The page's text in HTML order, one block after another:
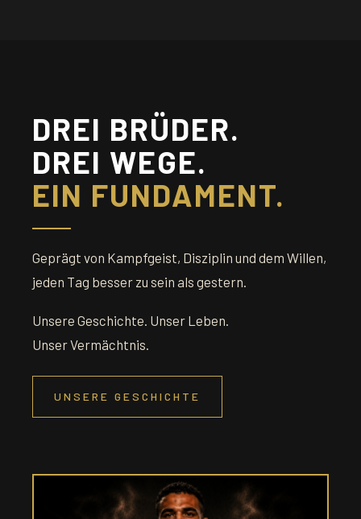
DREI BRÜDER.
DREI WEGE.
EIN FUNDAMENT.
Geprägt von Kampfgeist, Disziplin und dem Willen,
jeden Tag besser zu sein als gestern.
Unsere Geschichte. Unser Leben.
Unser Vermächtnis.
UNSERE GESCHICHTE